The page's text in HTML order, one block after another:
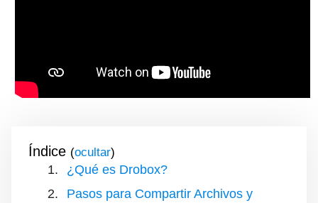
Índice ( )
¿Qué es Drobox?
Pasos para Compartir Archivos y